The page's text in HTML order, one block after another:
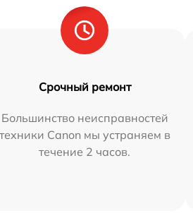
Срочный ремонт
Большинство неисправностей
техники Canon мы устраняем в
течение 2 часов.